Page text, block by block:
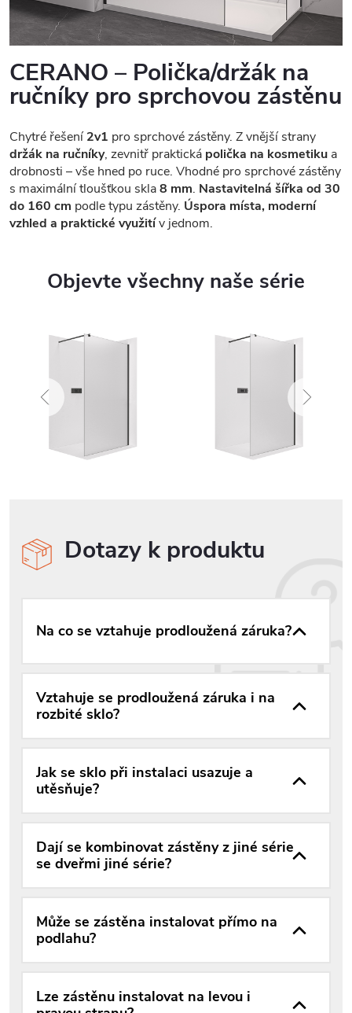
CERANO – Polička/držák na
ručníky pro sprchovou zástěnu
Chytré řešení2v1 pro sprchové zástěny. Z vnější strany
držák na ručníky, zevnitř praktická polička na kosmetiku a
drobnosti – vše hned po ruce. Vhodné pro sprchové zástěny
s maximální tloušťkou skla8 mm. Nastavitelná šířka od 30
do 160 cm podle typu zástěny. Úspora místa, moderní
vzhled a praktické využitív jednom.
Objevte všechny naše série
Dotazy k produktu
Na co se vztahuje prodloužená záruka?
Vztahuje se prodloužená záruka i na
rozbité sklo?
Jak se sklo při instalaci usazuje a
utěsňuje?
Dají se kombinovat zástěny z jiné série
se dveřmi jiné série?
Může se zástěna instalovat přímo na
podlahu?
Lze zástěnu instalovat na levou i